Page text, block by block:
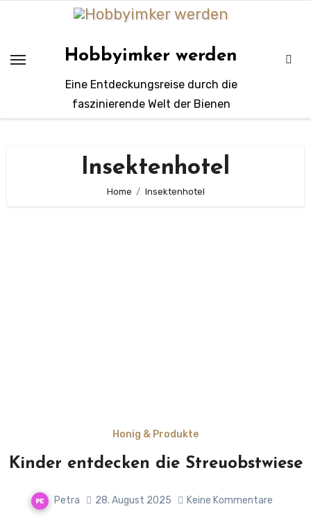
Hobbyimker werden
Eine Entdeckungsreise durch die
faszinierende Welt der Bienen
Insektenhotel
Home Insektenhotel
Honig & Produkte
Kinder entdecken die Streuobstwiese
Petra 28. August 2025 Keine Kommentare